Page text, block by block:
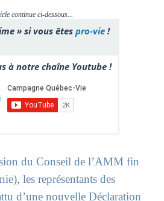
continue ci-dessous...
» si vous êtespro-vie !
à notre chaîne Youtube !
du Conseil de l’AMM fin
les représentants des
d’une nouvelle Déclaration